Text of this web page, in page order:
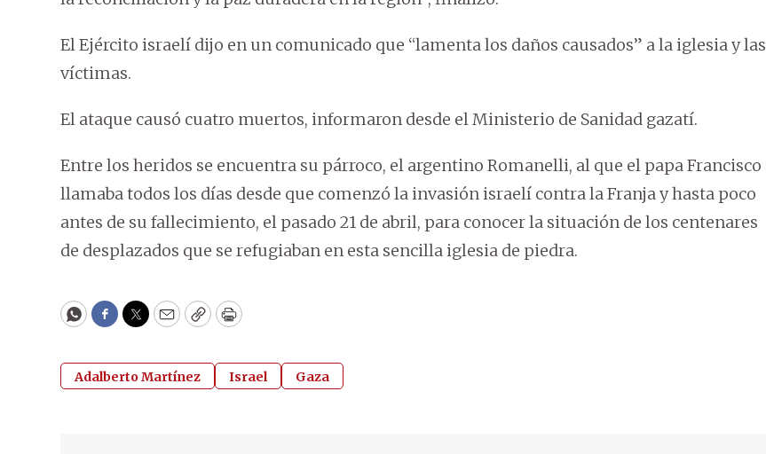
El Ejército israelí dijo en un comunicado que “lamenta los daños causados” a la iglesia y las
víctimas.
El ataque causó cuatro muertos, informaron desde el Ministerio de Sanidad gazatí.
Entre los heridos se encuentra su párroco, el argentino Romanelli, al que el papa Francisco
llamaba todos los días desde que comenzó la invasión israelí contra la Franja y hasta poco
antes de su fallecimiento, el pasado 21 de abril, para conocer la situación de los centenares
de desplazados que se refugiaban en esta sencilla iglesia de piedra.
WhatsApp
Facebook
Twitter
EmailCopyPrint
Adalberto Martínez Israel Gaza